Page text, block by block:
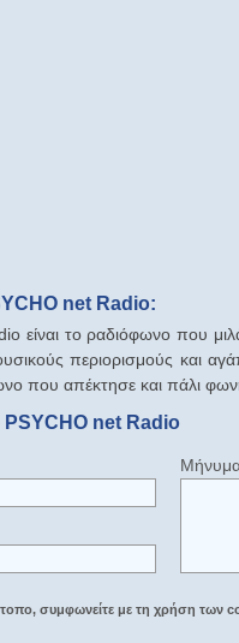
net Radio:
είναι το ραδιόφωνο που
περιορισμούς και
που απέκτησε και πάλι
PSYCHO net Radio
συμφωνείτε με τη χρήση των